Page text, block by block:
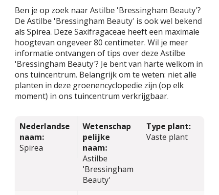
Ben je op zoek naar Astilbe 'Bressingham Beauty'?
De Astilbe 'Bressingham Beauty' is ook wel bekend
als Spirea. Deze Saxifragaceae heeft een maximale
hoogtevan ongeveer 80 centimeter. Wil je meer
informatie ontvangen of tips over deze Astilbe
'Bressingham Beauty'? Je bent van harte welkom in
ons tuincentrum. Belangrijk om te weten: niet alle
planten in deze groenencyclopedie zijn (op elk
moment) in ons tuincentrum verkrijgbaar.
Nederlandse
naam:
Spirea
Wetenschap
pelijke
naam:
Astilbe
'Bressingham
Beauty'
Type plant:
Vaste plant